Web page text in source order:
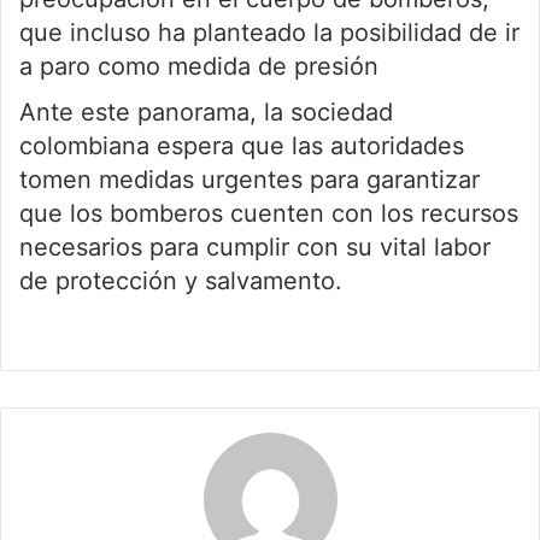
que incluso ha planteado la posibilidad de ir
a paro como medida de presión
Ante este panorama, la sociedad
colombiana espera que las autoridades
tomen medidas urgentes para garantizar
que los bomberos cuenten con los recursos
necesarios para cumplir con su vital labor
de protección y salvamento.